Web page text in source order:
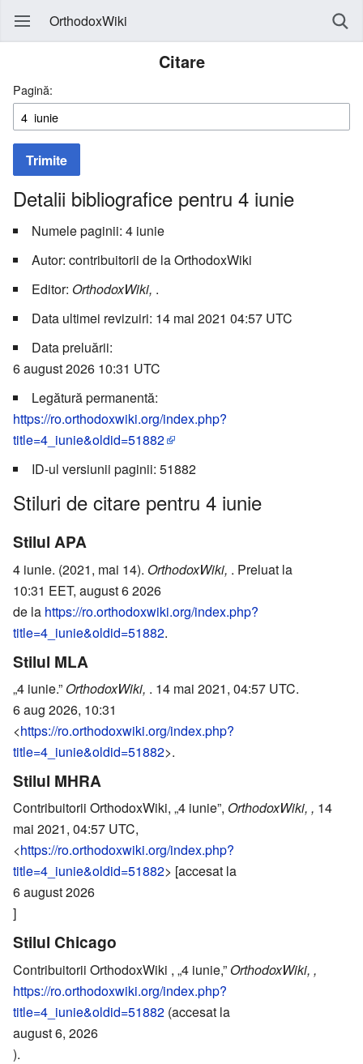
OrthodoxWiki
Citare
Pagină:
Trimite
Detalii bibliografice pentru 4 iunie
Numele paginii: 4 iunie
Autor: contribuitorii de la OrthodoxWiki
Editor: OrthodoxWiki, .
Data ultimei revizuiri: 14 mai 2021 04:57 UTC
Data preluării:
6 august 2026 10:31 UTC
Legătură permanentă:
https://ro.orthodoxwiki.org/index.php?
title=4_iunie&oldid=51882
ID-ul versiunii paginii: 51882
Stiluri de citare pentru 4 iunie
Stilul APA
4 iunie. (2021, mai 14). OrthodoxWiki, . Preluat la
10:31 EET, august 6 2026
de la https://ro.orthodoxwiki.org/index.php?
title=4_iunie&oldid=51882.
Stilul MLA
„4 iunie.” OrthodoxWiki, . 14 mai 2021, 04:57 UTC.
6 aug 2026, 10:31
<https://ro.orthodoxwiki.org/index.php?
title=4_iunie&oldid=51882>.
Stilul MHRA
Contribuitorii OrthodoxWiki, „4 iunie”, OrthodoxWiki, , 14
mai 2021, 04:57 UTC,
<https://ro.orthodoxwiki.org/index.php?
title=4_iunie&oldid=51882> [accesat la
6 august 2026
]
Stilul Chicago
Contribuitorii OrthodoxWiki , „4 iunie,” OrthodoxWiki, ,
https://ro.orthodoxwiki.org/index.php?
title=4_iunie&oldid=51882 (accesat la
august 6, 2026
).